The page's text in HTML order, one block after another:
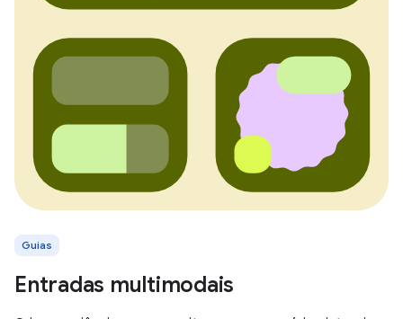
Guias
Entradas multimodais